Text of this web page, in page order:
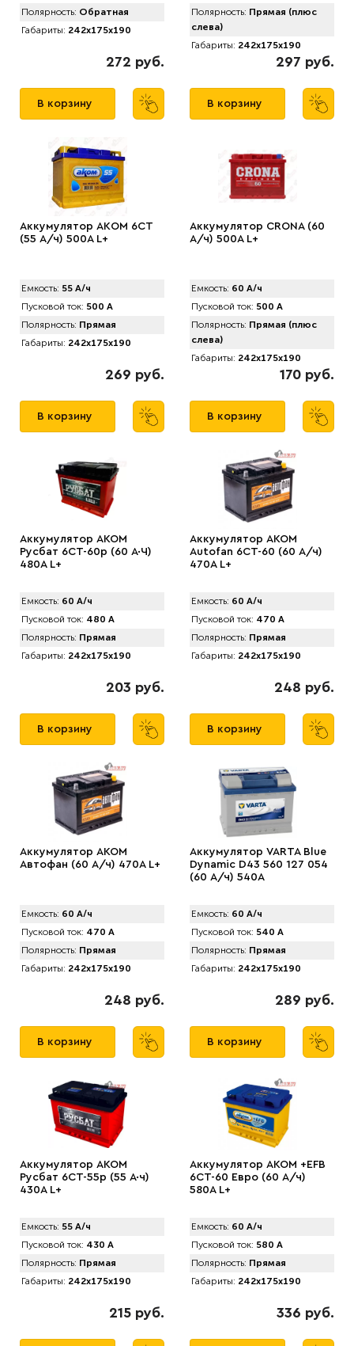
Полярность: Обратная
Габариты: 242x175x190
272 руб.
В корзину
Полярность: Прямая (плюс
слева)
Габариты: 242x175x190
297 руб.
В корзину
Аккумулятор AКOM 6CT
(55 А/ч) 500А L+
Емкость: 55 А/ч
Пусковой ток: 500 А
Полярность: Прямая
Габариты: 242x175x190
269 руб.
В корзину
Аккумулятор CRONA (60
А/ч) 500A L+
Емкость: 60 А/ч
Пусковой ток: 500 А
Полярность: Прямая (плюс
слева)
Габариты: 242x175x190
170 руб.
В корзину
Аккумулятор AКОМ
Русбат 6СТ-60р (60 А·Ч)
480A L+
Емкость: 60 А/ч
Пусковой ток: 480 А
Полярность: Прямая
Габариты: 242x175x190
203 руб.
В корзину
Аккумулятор AKOM
Autofan 6СТ-60 (60 А/ч)
470А L+
Емкость: 60 А/ч
Пусковой ток: 470 А
Полярность: Прямая
Габариты: 242x175x190
248 руб.
В корзину
Аккумулятор AКОМ
Автофан (60 А/ч) 470A L+
Емкость: 60 А/ч
Пусковой ток: 470 А
Полярность: Прямая
Габариты: 242x175x190
248 руб.
В корзину
Аккумулятор VARTA Blue
Dynamic D43 560 127 054
(60 А/ч) 540А
Емкость: 60 А/ч
Пусковой ток: 540 А
Полярность: Прямая
Габариты: 242x175x190
289 руб.
В корзину
Аккумулятор AKOM
Русбат 6СТ-55р (55 А·ч)
430A L+
Емкость: 55 А/ч
Пусковой ток: 430 А
Полярность: Прямая
Габариты: 242x175x190
215 руб.
Аккумулятор AKOM +EFB
6CT-60 Евро (60 А/ч)
580А L+
Емкость: 60 А/ч
Пусковой ток: 580 А
Полярность: Прямая
Габариты: 242x175x190
336 руб.